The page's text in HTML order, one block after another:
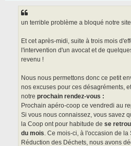
un terrible problème a bloqué notre
Et cet après-midi, suite à trois mois
l'intervention d'un avocat et de
revenu !
Nous nous permettons donc ce petit
nos excuses pour ces désagréments,
notre prochain rendez-vous :
Prochain apéro-coop ce vendredi au
Si vous nous connaissez, vous savez
la Coop ont pour habitude de se
du mois. Ce mois-ci, à l'occasion de
Réduction des Déchets, nous avons